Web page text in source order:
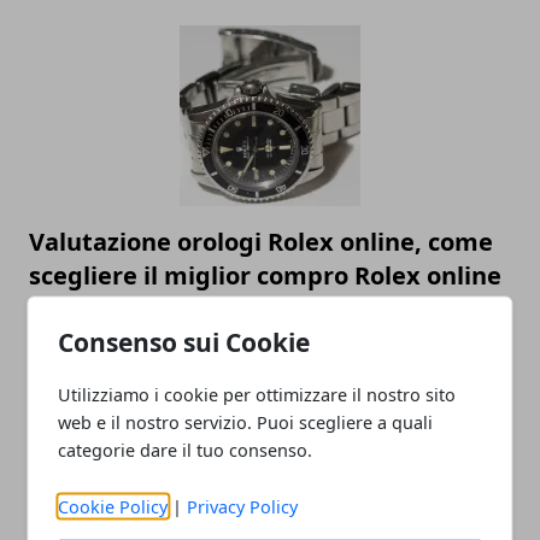
Consenso sui Cookie
Utilizziamo i cookie per ottimizzare il nostro sito
web e il nostro servizio. Puoi scegliere a quali
categorie dare il tuo consenso.
Cookie Policy | Privacy Policy
Valutazione orologi Rolex online, come
scegliere il miglior compro Rolex online